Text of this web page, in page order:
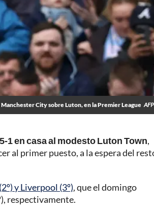
City sobre Luton, en la Premier League AFP
en casa al modesto Luton Town,
al primer puesto, a la espera del
y Liverpool (3º), que el domingo
respectivamente.